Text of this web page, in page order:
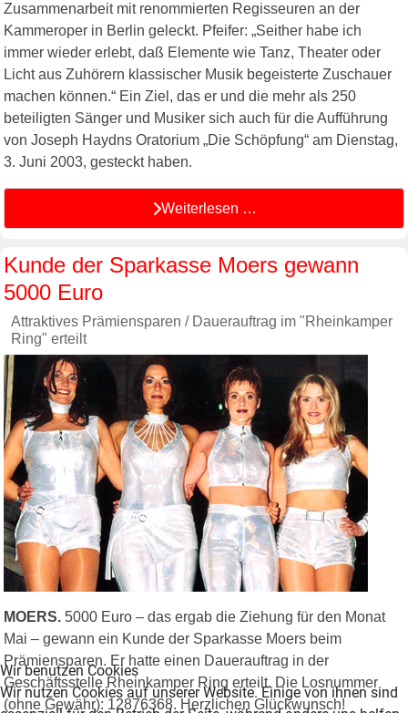
Zusammenarbeit mit renommierten Regisseuren an der
Kammeroper in Berlin geleckt. Pfeifer: „Seither habe ich
immer wieder erlebt, daß Elemente wie Tanz, Theater oder
Licht aus Zuhörern klassischer Musik begeisterte Zuschauer
machen können.“ Ein Ziel, das er und die mehr als 250
beteiligten Sänger und Musiker sich auch für die Aufführung
von Joseph Haydns Oratorium „Die Schöpfung“ am Dienstag,
3. Juni 2003, gesteckt haben.
Weiterlesen …
Kunde der Sparkasse Moers gewann
5000 Euro
Attraktives Prämiensparen / Dauerauftrag im "Rheinkamper
Ring" erteilt
MOERS. 5000 Euro – das ergab die Ziehung für den Monat
Mai – gewann ein Kunde der Sparkasse Moers beim
Prämiensparen. Er hatte einen Dauerauftrag in der
Geschäftsstelle Rheinkamper Ring erteilt. Die Losnummer
(ohne Gewähr): 12876368. Herzlichen Glückwunsch!
Wir benutzen Cookies
Wir nutzen Cookies auf unserer Website. Einige von ihnen sind